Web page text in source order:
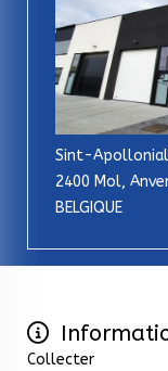
Sint-
2400 Mol,
BELGIQUE
Collecter